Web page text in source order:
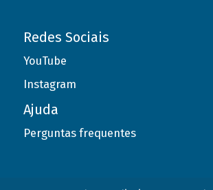
Redes Sociais
YouTube
Instagram
Ajuda
Perguntas frequentes